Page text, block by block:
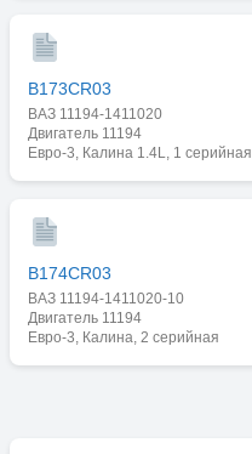
B173CR03
ВАЗ 11194-1411020
Двигатель 11194
Евро-3, Калина 1.4L, 1 серийная
B174CR03
ВАЗ 11194-1411020-10
Двигатель 11194
Евро-3, Калина, 2 серийная